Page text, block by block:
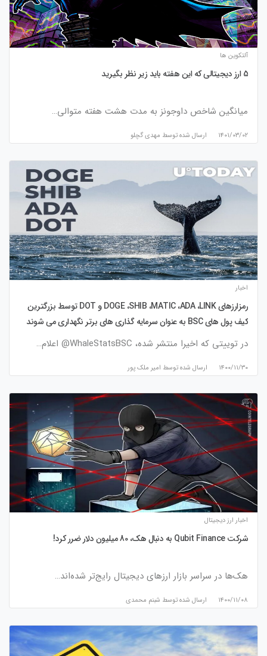
آلتکوین ها
5 ارز دیجیتالی که این هفته باید زیر نظر بگیرید
میانگین شاخص داوجونز به مدت هشت هفته متوالی…
۱۴۰۱/۰۳/۰۲ ارسال شده توسط مهدی گچلو
اخبار
رمزارزهای DOGE ،SHIB ،MATIC ،ADA ،LINK و DOT توسط بزرگترین
کیف پول های BSC به عنوان سرمایه گذاری های برتر نگهداری می شوند
در توییتی که اخیرا منتشر شده، WhaleStatsBSC@ اعلام…
۱۴۰۰/۱۱/۳۰ ارسال شده توسط امیر ملک پور
اخبار ارز دیجیتال
شرکت Qubit Finance به دنبال هک، 80 میلیون دلار ضرر کرد!
هک‌ها در سراسر بازار ارزهای دیجیتال رایج‌تر شده‌اند…
۱۴۰۰/۱۱/۰۸ ارسال شده توسط شبنم محمدی